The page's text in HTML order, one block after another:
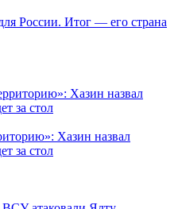
России. Итог — его страна
Хазин назвал
за стол